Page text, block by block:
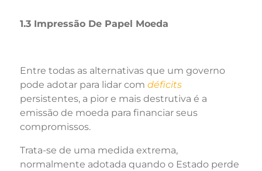
1.3 Impressão De Papel Moeda
Entre todas as alternativas que um governo
pode adotar para lidar com déficits
persistentes, a pior e mais destrutiva é a
emissão de moeda para financiar seus
compromissos.
Trata-se de uma medida extrema,
normalmente adotada quando o Estado perde